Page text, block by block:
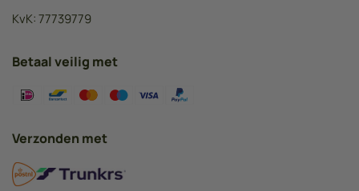
KvK: 77739779
Betaal veilig met
Verzonden met